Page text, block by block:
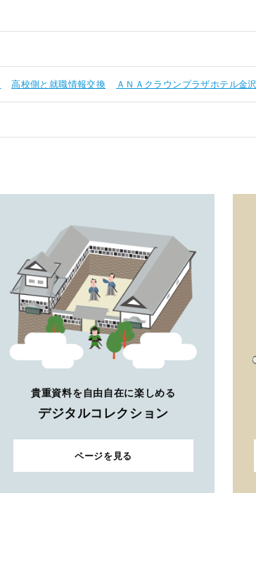
高校側と就職情報交換 ＡＮＡクラウンプラザホテル金沢
貴重資料を自由自在に楽しめる
デジタルコレクション
ページを見る